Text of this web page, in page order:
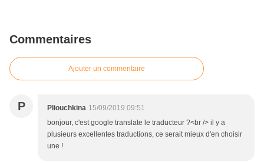
Commentaires
Ajouter un commentaire
P Pliouchkina 15/09/2019 09:51
bonjour, c'est google translate le traducteur ?<br /> il y a
plusieurs excellentes traductions, ce serait mieux d'en choisir
une !